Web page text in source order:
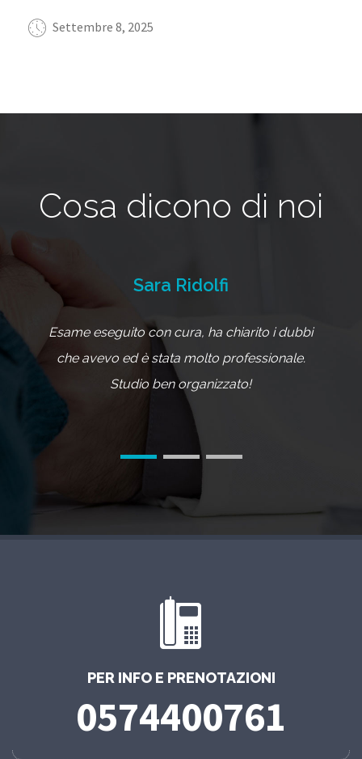
Settembre 8, 2025
Cosa dicono di noi
Sara Ridolfi
Esame eseguito con cura, ha chiarito i dubbi
che avevo ed è stata molto professionale.
Studio ben organizzato!
PER INFO E PRENOTAZIONI
0574400761